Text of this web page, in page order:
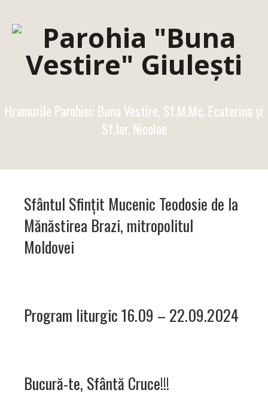
Hramurile Parohiei: Buna Vestire, Sf.M.Mc. Ecaterina şi
Sf.Ier. Nicolae
Sfântul Sfințit Mucenic Teodosie de la
Mănăstirea Brazi, mitropolitul
Moldovei
Program liturgic 16.09 – 22.09.2024
Bucură-te, Sfântă Cruce!!!